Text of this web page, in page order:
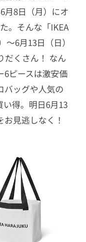
月8日（月）にオ
。そんな「IKEA
6月13日（日）
だくさん！ なん
6ピースは激安価
バッグや人気の
い得。明日6月13
見逃しなく！